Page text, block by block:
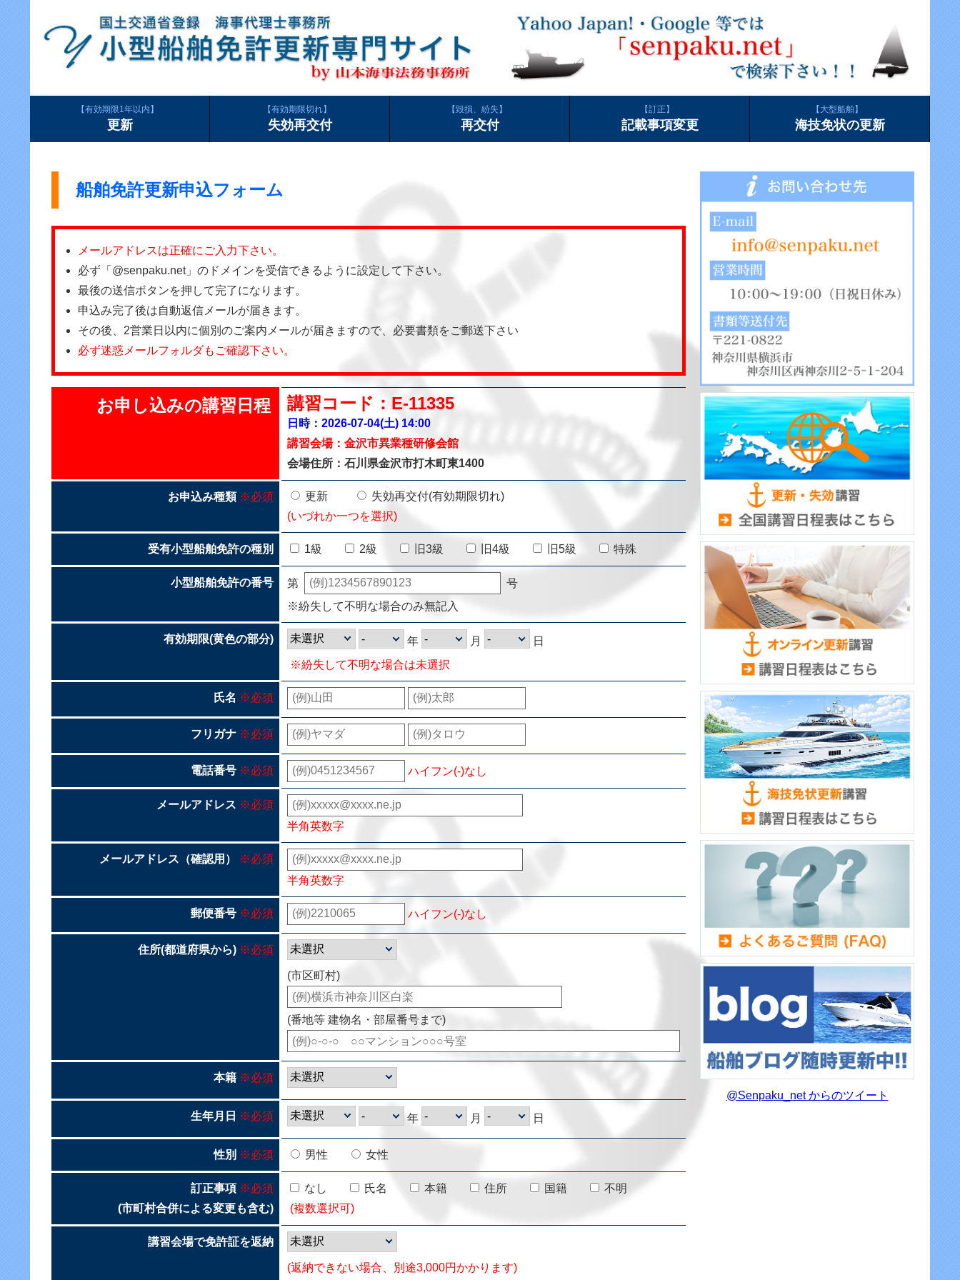
有効期限1年以内
更新
有効期限切れ
失効再交付
毀損、紛失
再交付
訂正
記載事項変更
大型船舶
海技免状の更新
船舶免許更新申込フォーム
メールアドレスは正確にご入力下さい。
必ず「@senpaku.net」のドメインを受信できるように設定して下さい。
最後の送信ボタンを押して完了になります。
申込み完了後は自動返信メールが届きます。
その後、2営業日以内に個別のご案内メールが届きますので、必要書類をご郵送下さい
必ず迷惑メールフォルダもご確認下さい。
お申し込みの講習日程 講習コード：E-11335
日時：2026-07-04(土) 14:00
講習会場：金沢市異業種研修会館
会場住所：石川県金沢市打木町東1400
お申込み種類※必須 更新
失効再交付(有効期限切れ)
(いづれか一つを選択)
受有小型船舶免許の種別 1級 2級 旧3級 旧4級 旧5級 特殊
小型船舶免許の番号 第
号
※紛失して不明な場合のみ無記入
有効期限(黄色の部分) 年 月
日
※紛失して不明な場合は未選択
氏名 ※必須
フリガナ ※必須
電話番号 ※必須 ハイフン(-)なし
メールアドレス ※必須
半角英数字
メールアドレス（確認用）
※必須
半角英数字
郵便番号 ※必須 ハイフン(-)なし
住所(都道府県から) ※必須
(市区町村)
(番地等 建物名・部屋番号まで)
本籍 ※必須
生年月日 ※必須 年 月 日
性別 ※必須 男性 女性
訂正事項 ※必須
(市町村合併による変更も含む)
なし 氏名 本籍 住所 国籍
不明
(複数選択可)
講習会場で免許証を返納
(返納できない場合、別途3,000円かかります)
@Senpaku_net からのツイート